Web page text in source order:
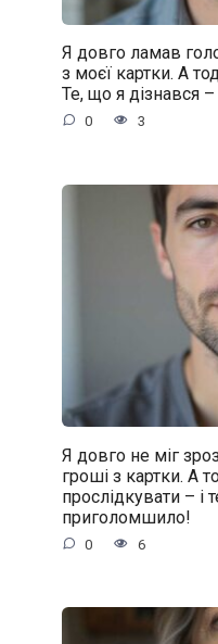
Я довго ламав
з моєї картки. А
Те, що я дізнався
0 3
Я довго не міг
гроші з картки. А
прослідкувати – і
приголомшило!
0 6